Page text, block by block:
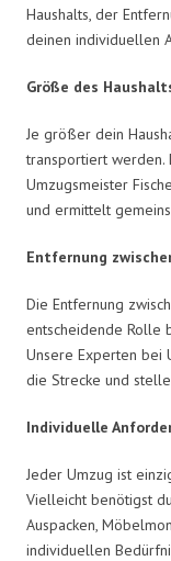
Haushalts, der
deinen individuellen
Größe des
Je größer dein
transportiert werden.
Umzugsmeister
und ermittelt
Entfernung
Die Entfernung
entscheidende Rolle
Unsere Experten bei
die Strecke und
Individuelle
Jeder Umzug ist
Vielleicht benötigst
Auspacken,
individuellen